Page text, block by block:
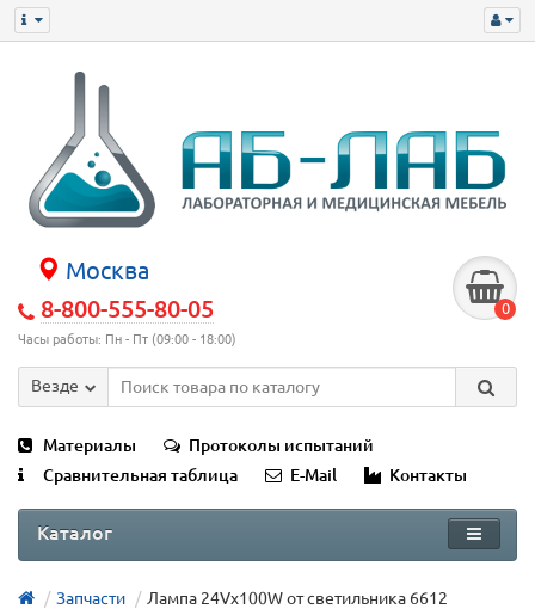
Москва
8-800-555-80-05
Часы работы: Пн - Пт (09:00 - 18:00)
0
Везде
Материалы
Протоколы испытаний
Сравнительная таблица
E-Mail Контакты
Каталог
Запчасти Лампа 24Vх100W от светильника 6612